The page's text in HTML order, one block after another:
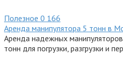
Полезное 0 166
Аренда манипулятора 5 тонн в
Аренда надежных
тонн для погрузки, разгрузки и